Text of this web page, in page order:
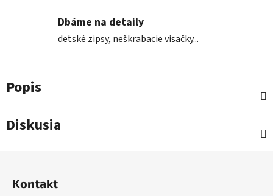
Dbáme na detaily
detské zipsy, neškrabacie visačky...
Popis
Diskusia
Kontakt